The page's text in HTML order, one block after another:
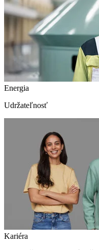
Energia
Udržateľnosť
Kariéra